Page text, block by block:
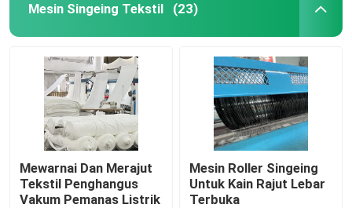
Mesin Singeing Tekstil (23)
Mewarnai Dan Merajut
Tekstil Penghangus
Vakum Pemanas Listrik
Mesin Roller Singeing
Untuk Kain Rajut Lebar
Terbuka